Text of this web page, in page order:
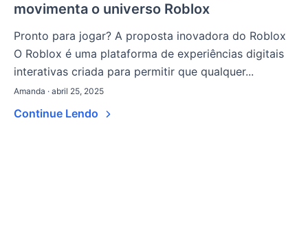
movimenta o universo Roblox
Pronto para jogar? A proposta inovadora do Roblox
O Roblox é uma plataforma de experiências digitais
interativas criada para permitir que qualquer...
Amanda · abril 25, 2025
Continue Lendo